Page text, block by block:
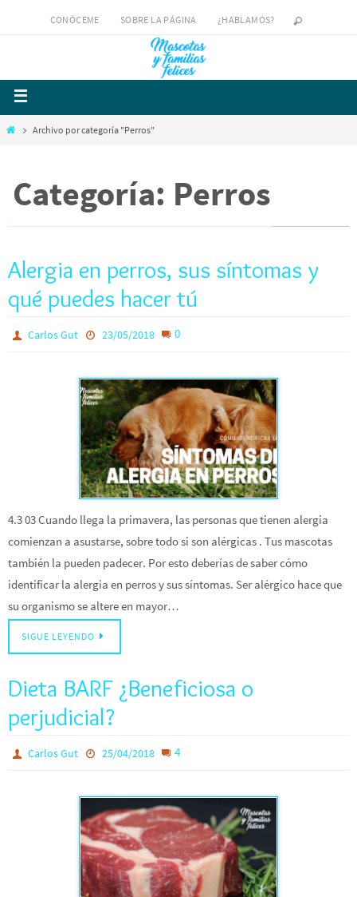
CONÓCEME SOBRE LA PÁGINA ¿HABLAMOS?
Archivo por categoría "Perros"
Categoría: Perros
Alergia en perros, sus síntomas y
qué puedes hacer tú
Carlos Gut 23/05/2018 0
4.3 03 Cuando llega la primavera, las personas que tienen alergia
comienzan a asustarse, sobre todo si son alérgicas . Tus mascotas
también la pueden padecer. Por esto deberías de saber cómo
identificar la alergia en perros y sus síntomas. Ser alérgico hace que
su organismo se altere en mayor…
SIGUE LEYENDO
Dieta BARF ¿Beneficiosa o
perjudicial?
Carlos Gut 25/04/2018 4